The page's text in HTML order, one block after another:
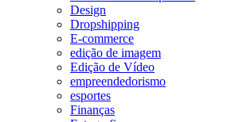
Design
Dropshipping
E-commerce
edição de imagem
Edição de Vídeo
empreendedorismo
esportes
Finanças